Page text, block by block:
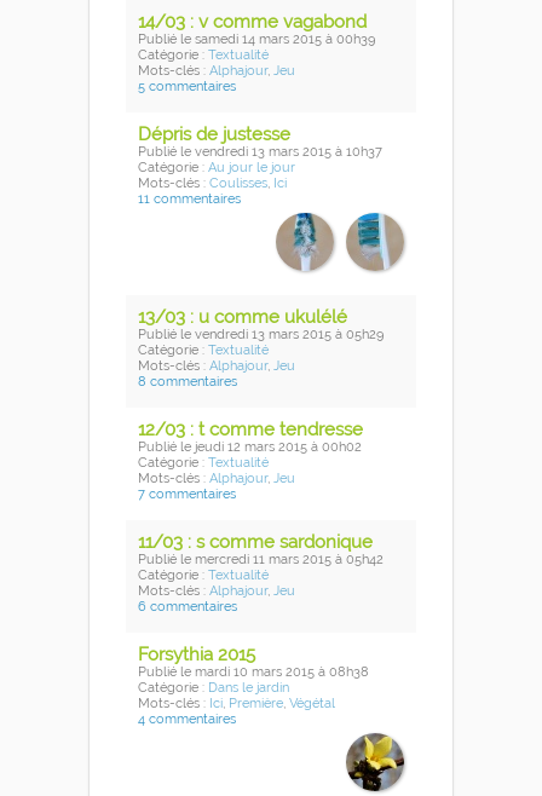
14/03 : v comme vagabond
Publié le samedi 14 mars 2015 à 00h39
Catégorie : Textualité
Mots-clés : Alphajour, Jeu
5 commentaires
Dépris de justesse
Publié le vendredi 13 mars 2015 à 10h37
Catégorie : Au jour le jour
Mots-clés : Coulisses, Ici
11 commentaires
13/03 : u comme ukulélé
Publié le vendredi 13 mars 2015 à 05h29
Catégorie : Textualité
Mots-clés : Alphajour, Jeu
8 commentaires
12/03 : t comme tendresse
Publié le jeudi 12 mars 2015 à 00h02
Catégorie : Textualité
Mots-clés : Alphajour, Jeu
7 commentaires
11/03 : s comme sardonique
Publié le mercredi 11 mars 2015 à 05h42
Catégorie : Textualité
Mots-clés : Alphajour, Jeu
6 commentaires
Forsythia 2015
Publié le mardi 10 mars 2015 à 08h38
Catégorie : Dans le jardin
Mots-clés : Ici, Première, Végétal
4 commentaires